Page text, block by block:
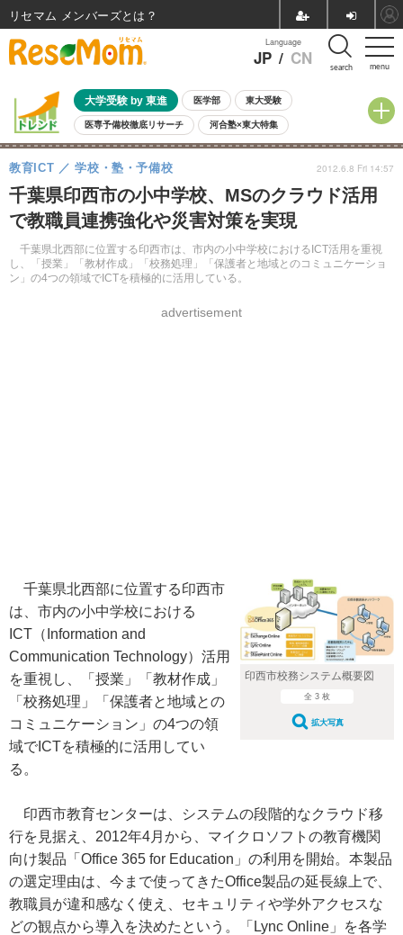
menu
Language
JP / CN search
大学受験 by 東進 医学部 東大受験
医専予備校徹底リサーチ 河合塾×東大特集
親子で考える大学選び 高校受験 中学受験 小学校受験
共通テスト 夏休み 8月開催学校説明会・相談会
8月開催イベント・WS 全国公立高校 過去問 人気記事
自由研究教材（小学生向け） 自由研究教材（中学生向け）
千葉県印西市の小中学校、MSのクラウド活用
で教職員連携強化や災害対策を実現
千葉県北西部に位置する印西市は、市内の小中学校におけるICT活用を重視
し、「授業」「教材作成」「校務処理」「保護者と地域とのコミュニケーショ
ン」の4つの領域でICTを積極的に活用している。
教育ICT 学校・塾・予備校
advertisement
2012.6.8 Fri 14:57
印西市校務システム概要図
全 3 枚
拡大写真
千葉県北西部に位置する印西市
は、市内の小中学校における
ICT（Information and
Communication Technology）活用
を重視し、「授業」「教材作成」
「校務処理」「保護者と地域との
コミュニケーション」の4つの領
域でICTを積極的に活用してい
る。
印西市教育センターは、システムの段階的なクラウド移
行を見据え、2012年4月から、マイクロソフトの教育機関
向け製品「Office 365 for Education」の利用を開始。本製品
の選定理由は、今まで使ってきたOffice製品の延長線上で、
教職員が違和感なく使え、セキュリティや学外アクセスな
どの観点から導入を決めたという。「Lync Online」を各学
リセマム メンバーズ